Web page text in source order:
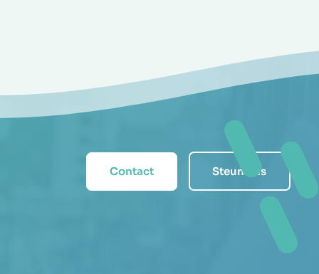
Contact Steun ons